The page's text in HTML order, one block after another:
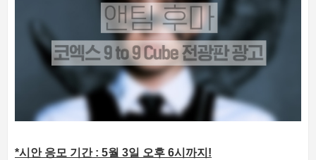
*시안 응모 기간 : 5월 3일 오후 6시까지!